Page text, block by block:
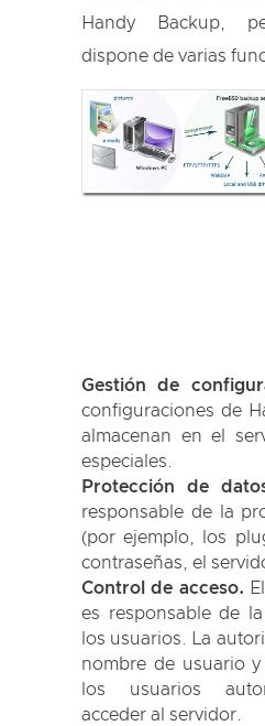
Handy Backup,
dispone de varias
Gestión de
configuraciones de
almacenan en el
especiales.
Protección de
responsable de la
(por ejemplo, los
contraseñas, el
Control de acceso.
es responsable de
los usuarios. La
nombre de usuario
los usuarios
acceder al servidor.